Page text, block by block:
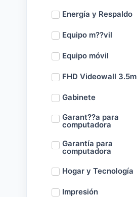
Energía y Respaldo
Equipo m??vil
Equipo móvil
FHD Videowall 3.5m
Gabinete
Garant??a para
computadora
Garantía para
computadora
Hogar y Tecnología
Impresión